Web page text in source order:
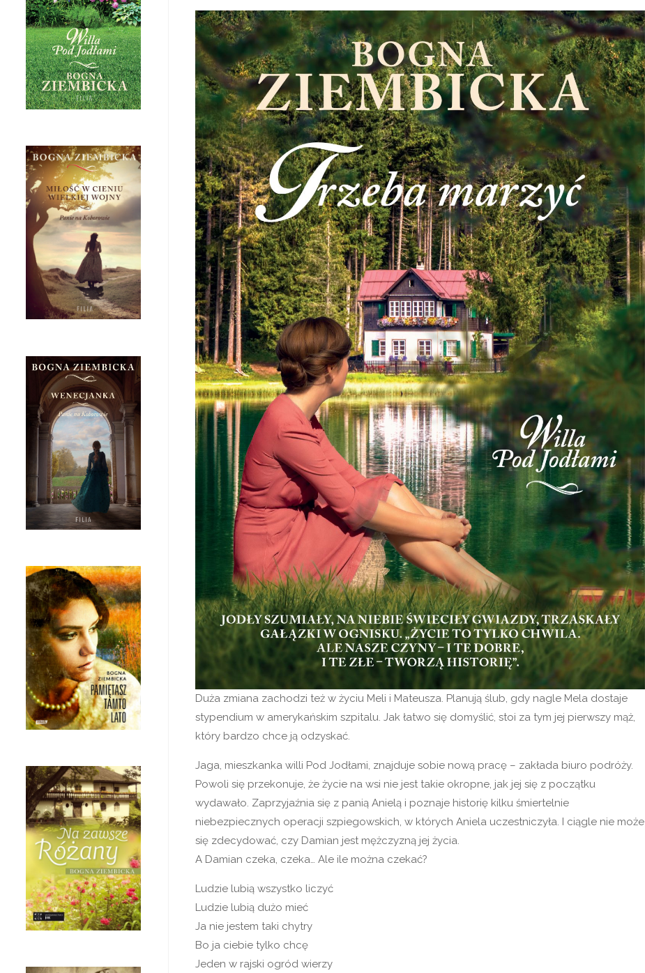
Duża zmiana zachodzi też w życiu Meli i Mateusza. Planują ślub, gdy nagle Mela dostaje
stypendium w amerykańskim szpitalu. Jak łatwo się domyślić, stoi za tym jej pierwszy mąż,
który bardzo chce ją odzyskać.
Jaga, mieszkanka willi Pod Jodłami, znajduje sobie nową pracę – zakłada biuro podróży.
Powoli się przekonuje, że życie na wsi nie jest takie okropne, jak jej się z początku
wydawało. Zaprzyjaźnia się z panią Anielą i poznaje historię kilku śmiertelnie
niebezpiecznych operacji szpiegowskich, w których Aniela uczestniczyła. I ciągle nie może
się zdecydować, czy Damian jest mężczyzną jej życia.
A Damian czeka, czeka… Ale ile można czekać?
Ludzie lubią wszystko liczyć
Ludzie lubią dużo mieć
Ja nie jestem taki chytry
Bo ja ciebie tylko chcę
Jeden w rajski ogród wierzy